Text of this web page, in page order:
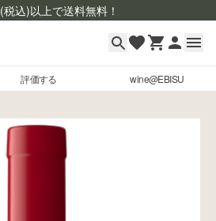
(税込)以上で送料無料！
評価する wine@EBISU